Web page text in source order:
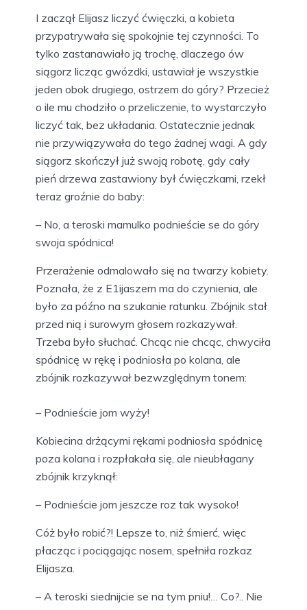
I zaczął Elijasz liczyć ćwięczki, a kobieta
przypatrywała się spokojnie tej czynności. To
tylko zastanawiało ją trochę, dlaczego ów
siągorz licząc gwózdki, ustawiał je wszystkie
jeden obok drugiego, ostrzem do góry? Przecież
o ile mu chodziło o przeliczenie, to wystarczyło
liczyć tak, bez układania. Ostatecznie jednak
nie przywiązywała do tego żadnej wagi. A gdy
siągorz skończył już swoją robotę, gdy cały
pień drzewa zastawiony był ćwięczkami, rzekł
teraz groźnie do baby:
– No, a teroski mamulko podnieście se do góry
swoja spódnica!
Przerażenie odmalowało się na twarzy kobiety.
Poznała, że z E1ijaszem ma do czynienia, ale
było za późno na szukanie ratunku. Zbójnik stał
przed nią i surowym głosem rozkazywał.
Trzeba było słuchać. Chcąc nie chcąc, chwyciła
spódnicę w rękę i podniosła po kolana, ale
zbójnik rozkazywał bezwzględnym tonem:
– Podnieście jom wyży!
Kobiecina drżącymi rękami podniosła spódnicę
poza kolana i rozpłakała się, ale nieubłagany
zbójnik krzyknął:
– Podnieście jom jeszcze roz tak wysoko!
Cóż było robić?! Lepsze to, niż śmierć, więc
płacząc i pociągając nosem, spełniła rozkaz
Elijasza.
– A teroski siednijcie se na tym pniu!… Co?.. Nie